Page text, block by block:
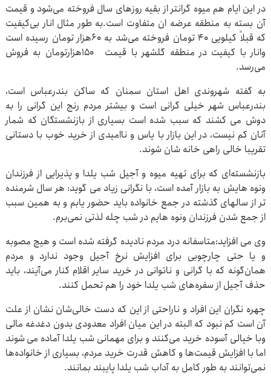
در این ایام هم میوه گرانتر از بقیه روزهای سال فروخته می‌شود و قیمت
آن بسته به منطقه عرضه ان متفاوت است.به طور مثال انار بی‌کیفیت
که قبلاً کیلویی 40 تومان فروخته می‌شد به ۶۰هزار تومان رسیده است
وانار با کیفیت در منطقه گلشهر با قیمت 150هزارتومان به فروش
می‌رسد.
به گفته شهروندی اهل استان سمنان که ساکن بندرعباس است،
بندرعباس شهر خیلی گرانی است و بیشتر مردم رنج این گرانی را به
دوش می کشند که سبب شده است بسیاری از بازنشستگان که شمار
آنان کم نیست، در این بازار با یاس و ناامیدی از خرید خوب با دستانی
تقریبا خالی راهی خانه شان شوند.
بازنشسته‌ای که برای تهیه میوه و آجیل شب یلدا و پذیرایی از فرزندان
ونوه هایش به بازار آمده است، با نگرانی زیاد می گوید: هر سال شرمنده
تر از سالهای گذشته در جمع خانواده باید حضور یابم و به همین سبب
از جمع شدن فرزندان ونوه هایم در شب چله لذتی نمی‌برم.
وی می افزاید:متاسفانه درد مردم نادیده گرفته شده است و هیچ مصوبه
و یا حتی چارچوبی برای افزایش نرخ آجیل وجود ندارد و مردم
همان‌گونه که با گرانی و ناتوانی در خرید سایر اقلام کنار می‌آیند، باید
حذف آجیل از سفره‌های شب یلدا خود را هم تحمل کنند.
چهره نگران این افراد و ناراحتی از این که دست خالی‌شان نشان از علت
آن است کم نبود که البته در این میان افراد معدودی بدون دغدغه مالی
وبا خیالی آسوده خرید می‌کنند و برای مهمانی شب یلدا آماده می شوند
اما با افزایش قیمت‌ها و کاهش قدرت خرید مردم، بسیاری از خانواده‌ها
نمی‌توانند به طور کامل به آداب شب یلدا پایبند بمانند.